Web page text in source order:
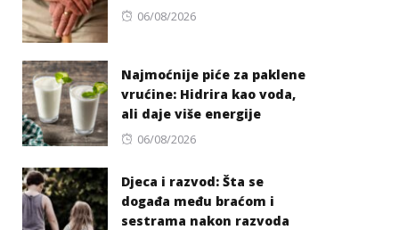
Posted
06/08/2026
Najmoćnije piće za paklene
vrućine: Hidrira kao voda,
ali daje više energije
Posted
06/08/2026
Djeca i razvod: Šta se
događa među braćom i
sestrama nakon razvoda